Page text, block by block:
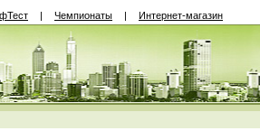
| Чемпионаты | Интернет-магазин